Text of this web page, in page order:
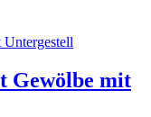
Gewölbe mit